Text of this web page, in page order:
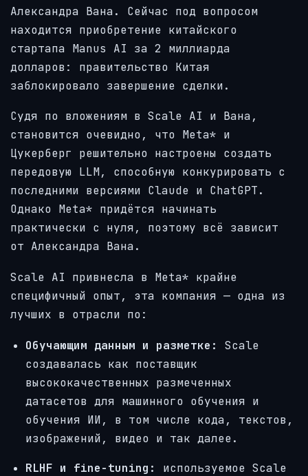
Александра Вана. Сейчас под вопросом
находится приобретение китайского
стартапа Manus AI за 2 миллиарда
долларов: правительство Китая
заблокировало завершение сделки.
Судя по вложениям в Scale AI и Вана,
становится очевидно, что Meta* и
Цукерберг решительно настроены создать
передовую LLM, способную конкурировать с
последними версиями Claude и ChatGPT.
Однако Meta* придётся начинать
практически с нуля, поэтому всё зависит
от Александра Вана.
Scale AI привнесла в Meta* крайне
специфичный опыт, эта компания — одна из
лучших в отрасли по:
Обучающим данным и разметке:Scale
создавалась как поставщик
высококачественных размеченных
датасетов для машинного обучения и
обучения ИИ, в том числе кода, текстов,
изображений, видео и так далее.
RLHF и fine-tuning: используемое Scale